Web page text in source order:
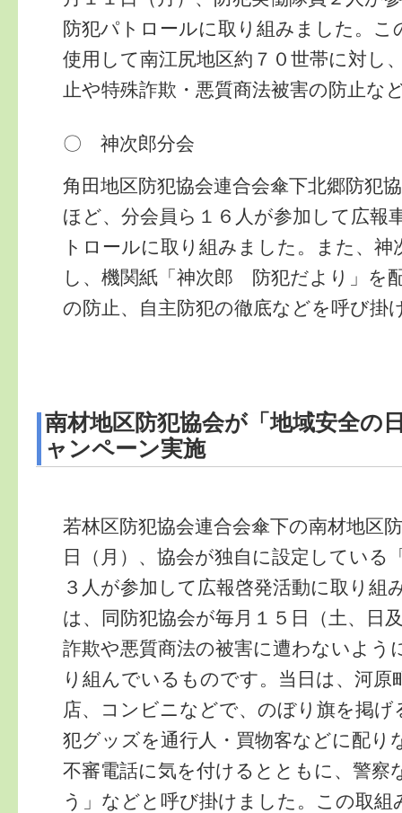
防犯パトロールに取り組みました。こ
使用して南江尻地区約７０世帯に対し
止や特殊詐欺・悪質商法被害の防止な
〇 神次郎分会
角田地区防犯協会連合会傘下北郷防犯
ほど、分会員ら１６人が参加して広報
トロールに取り組みました。また、神
し、機関紙「神次郎 防犯だより」を
の防止、自主防犯の徹底などを呼び掛
南材地区防犯協会が「地域安全の
ャンペーン実施
若林区防犯協会連合会傘下の南材地区
日（月）、協会が独自に設定している
３人が参加して広報啓発活動に取り組
は、同防犯協会が毎月１５日（土、日
詐欺や悪質商法の被害に遭わないよう
り組んでいるものです。当日は、河原
店、コンビニなどで、のぼり旗を掲
犯グッズを通行人・買物客などに配り
不審電話に気を付けるとともに、警察
う」などと呼び掛けました。この取組